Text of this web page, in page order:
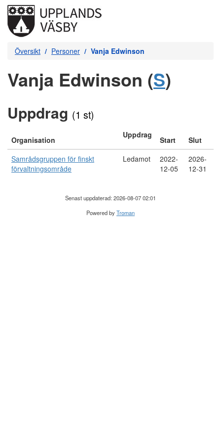
Översikt Personer Vanja Edwinson
Vanja Edwinson (S)
Uppdrag (1 st)
Organisation
Uppdrag
Start
Slut
Samrådsgruppen för finskt
förvaltningsområde
Ledamot
2022-
12-05
2026-
12-31
Senast uppdaterad: 2026-08-07 02:01
Powered byTroman